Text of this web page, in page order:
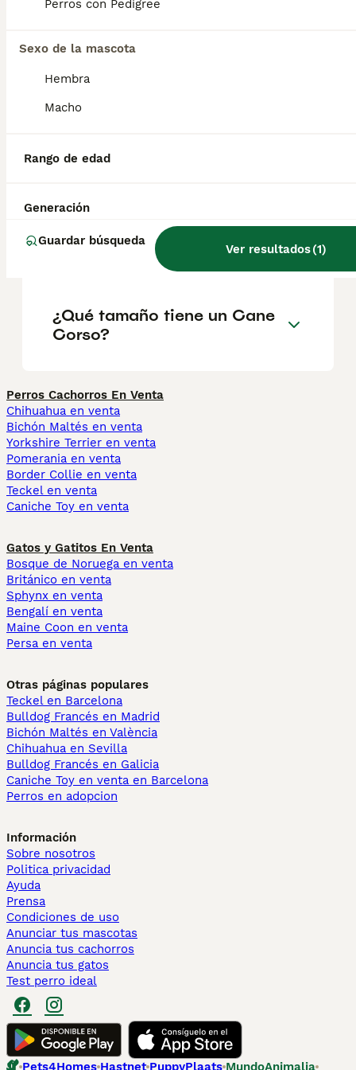
Perros con Pedigree
Sexo de la mascota
Hembra
Macho
Rango de edad
Generación
Guardar búsqueda
Ver resultados(1)
¿Cómo es el carácter de
Cane Corso?
desventajas de la raza Cane
¿Cuál es la esperanza de
vida de un Cane Corso?
¿Qué tamaño tiene un Cane
Corso?
Perros Cachorros En Venta
Chihuahua en venta
Bichón Maltés en venta
Yorkshire Terrier en venta
Pomerania en venta
Border Collie en venta
Teckel en venta
Caniche Toy en venta
Gatos y Gatitos En Venta
Bosque de Noruega en venta
Británico en venta
Sphynx en venta
Bengalí en venta
Maine Coon en venta
Persa en venta
Otras páginas populares
Teckel en Barcelona
Bulldog Francés en Madrid
Bichón Maltés en València
Chihuahua en Sevilla
Bulldog Francés en Galicia
Caniche Toy en venta en Barcelona
Perros en adopcion
Información
Sobre nosotros
Politica privacidad
Ayuda
Prensa
Condiciones de uso
Anunciar tus mascotas
Anuncia tus cachorros
Anuncia tus gatos
Test perro ideal